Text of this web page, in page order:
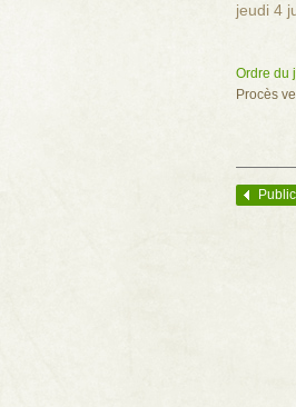
jeudi 4
Ordre du
Procès